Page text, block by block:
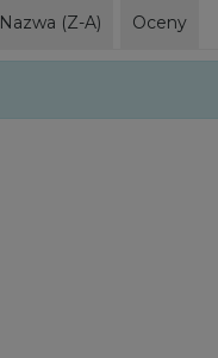
Nazwa (Z-A) Oceny